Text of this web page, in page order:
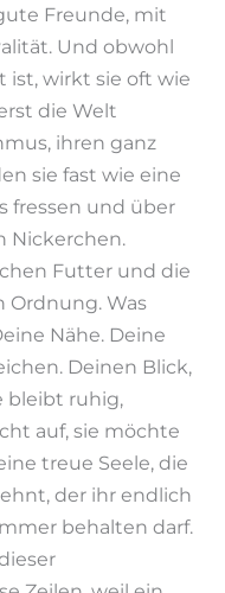
Freunde, mit
Und obwohl
ist, wirkt sie oft wie
die Welt
ihren ganz
sie fast wie eine
fressen und über
Nickerchen.
Futter und die
Ordnung. Was
Nähe. Deine
Deinen Blick,
bleibt ruhig,
auf, sie möchte
treue Seele, die
der ihr endlich
behalten darf.